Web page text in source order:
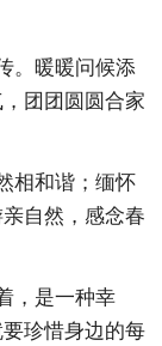
。暖暖问候添
团团圆圆合家
相和谐；缅怀
自然，感念春
，是一种幸
珍惜身边的每